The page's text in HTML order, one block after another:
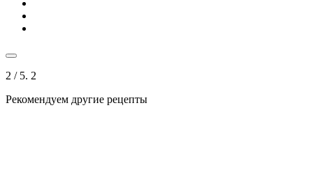
2 / 5. 2
Рекомендуем другие рецепты